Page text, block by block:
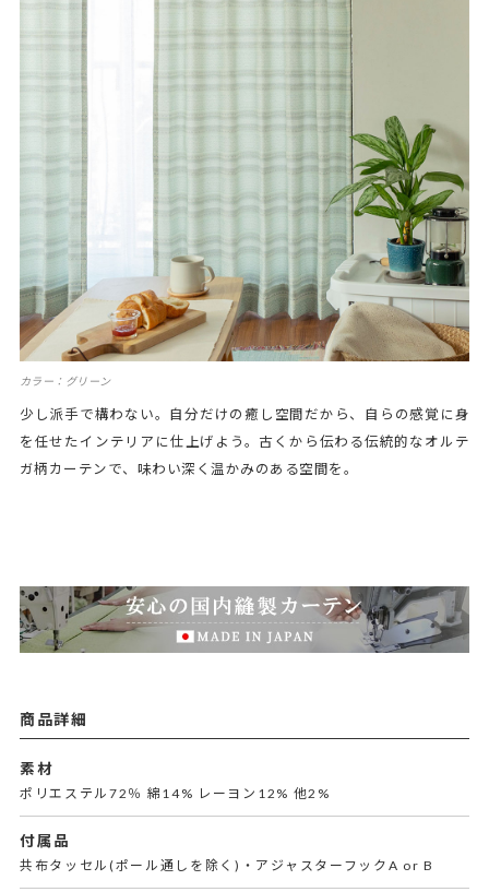
カラー：グリーン
少し派手で構わない。自分だけの癒し空間だから、自らの感覚に身
を任せたインテリアに仕上げよう。古くから伝わる伝統的なオルテ
ガ柄カーテンで、味わい深く温かみのある空間を。
商品詳細
素材
ポリエステル72％ 綿14% レーヨン12% 他2%
付属品
共布タッセル(ポール通しを除く)・アジャスターフックA or B